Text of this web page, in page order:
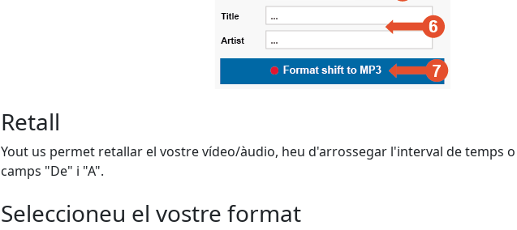
Retall
Yout us permet retallar el vostre vídeo/àudio, heu d'arrossegar l'interval de temps o
camps "De" i "A".
Seleccioneu el vostre format